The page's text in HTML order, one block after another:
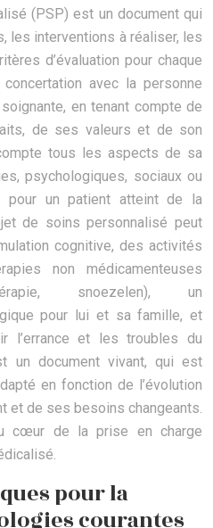
(PSP) est un document qui
les interventions à réaliser, les
d’évaluation pour chaque
avec la personne
en tenant compte de
de ses valeurs et de son
tous les aspects de sa
psychologiques, sociaux ou
pour un patient atteint de la
de soins personnalisé peut
cognitive, des activités
non médicamenteuses
snoezelen), un
pour lui et sa famille, et
l’errance et les troubles du
un document vivant, qui est
en fonction de l’évolution
et de ses besoins changeants.
cœur de la prise en charge
pour la
courantes